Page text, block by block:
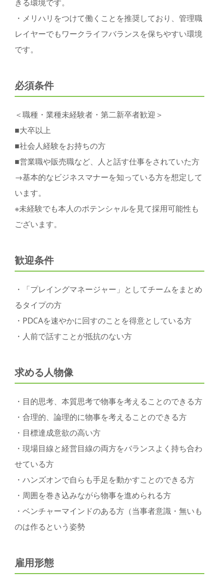
きる環境です。
・メリハリをつけて働くことを推奨しており、管理職
レイヤーでもワークライフバランスを保ちやすい環境
です。
必須条件
＜職種・業種未経験者・第二新卒者歓迎＞
■大卒以上
■社会人経験をお持ちの方
■営業職や販売職など、人と話す仕事をされていた方
→基本的なビジネスマナーを知っている方を想定して
います。
※未経験でも本人のポテンシャルを見て採用可能性も
ございます。
歓迎条件
・「プレイングマネージャー」としてチームをまとめ
るタイプの方
・PDCAを速やかに回すのことを得意としている方
・人前で話すことが抵抗のない方
求める人物像
・目的思考、本質思考で物事を考えることのできる方
・合理的、論理的に物事を考えることのできる方
・目標達成意欲の高い方
・現場目線と経営目線の両方をバランスよく持ち合わ
せている方
・ハンズオンで自らも手足を動かすことのできる方
・周囲を巻き込みながら物事を進められる方
・ベンチャーマインドのある方（当事者意識・無いも
のは作るという姿勢
雇用形態